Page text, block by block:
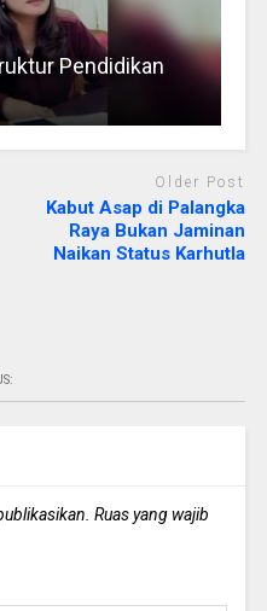
Pendidikan
Older Post
Kabut Asap di Palangka
Raya Bukan Jaminan
Naikan Status Karhutla
Ruas yang wajib